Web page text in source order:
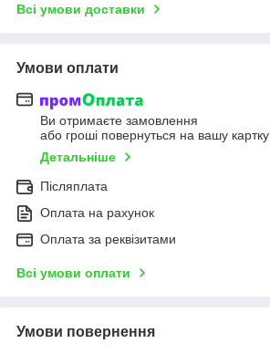
Всі умови доставки
Умови оплати
Ви отримаєте замовлення
або гроші повернуться на вашу картку
Детальніше
Післяплата
Оплата на рахунок
Оплата за реквізитами
Всі умови оплати
Умови повернення